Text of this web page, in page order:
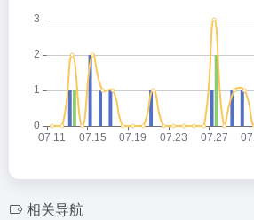
相关导航